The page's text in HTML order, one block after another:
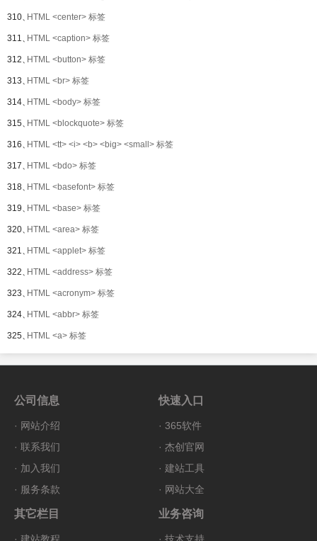
310、HTML <center> 标签
311、HTML <caption> 标签
312、HTML <button> 标签
313、HTML <br> 标签
314、HTML <body> 标签
315、HTML <blockquote> 标签
316、HTML <tt> <i> <b> <big> <small> 标签
317、HTML <bdo> 标签
318、HTML <basefont> 标签
319、HTML <base> 标签
320、HTML <area> 标签
321、HTML <applet> 标签
322、HTML <address> 标签
323、HTML <acronym> 标签
324、HTML <abbr> 标签
325、HTML <a> 标签
公司信息
· 网站介绍
· 联系我们
· 加入我们
· 服务条款
快速入口
· 365软件
· 杰创官网
· 建站工具
· 网站大全
其它栏目 业务咨询